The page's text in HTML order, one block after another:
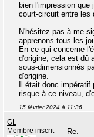
bien l'impression
court-circuit entre les
N'hésitez pas à me
apprenons tous les
En ce qui concerne
d'origine, cela est dû
sous-dimensionnés
d'origine.
Il était donc
risque à ce niveau,
15 février 2024 à 11:36
GL
Membre inscrit
Re.